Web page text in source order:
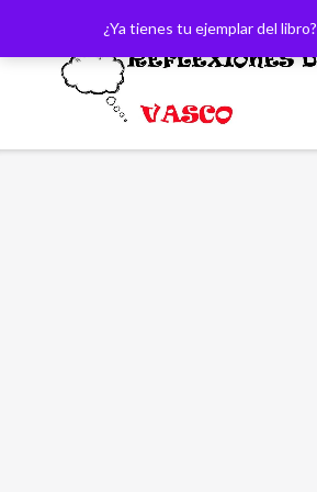
¿Ya tienes tu ejemplar del libro?
contenido